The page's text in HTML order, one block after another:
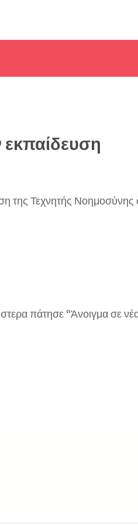
εκπαίδευση
της Τεχνητής Νοημοσύνης
πάτησε “Άνοιγμα σε